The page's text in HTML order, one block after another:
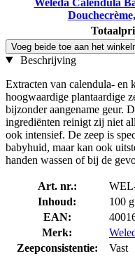
Voeg beide toe aan het
Beschrijving
Extracten van calendula- en
hoogwaardige plantaardige
bijzonder aangename geur.
ingrediënten reinigt zij niet
ook intensief. De zeep is
babyhuid, maar kan ook
handen wassen of bij de
Art. nr.:
Inhoud:
100 g
EAN:
Merk:
Zeepconsistentie:
Vast